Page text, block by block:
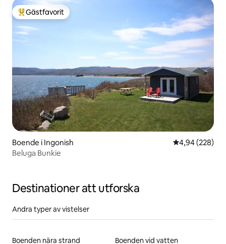
Populär gästfavorit
Gästfavorit
Boende i Ingonish 4,94 av 5 i
4,94 (228)
Beluga Bunkie
Destinationer att utforska
Andra typer av vistelser
Boenden nära strand Boenden vid vatten